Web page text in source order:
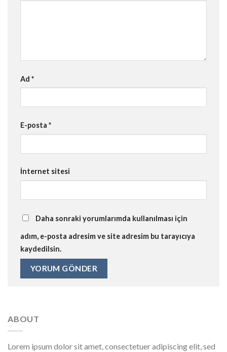
Ad *
E-posta *
İnternet sitesi
Daha sonraki yorumlarımda kullanılması için
adım, e-posta adresim ve site adresim bu tarayıcıya
kaydedilsin.
ABOUT
Lorem ipsum dolor sit amet, consectetuer adipiscing elit, sed